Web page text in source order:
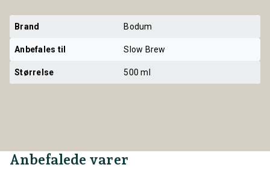
Brand Bodum
Anbefales til Slow Brew
Størrelse 500 ml
Anbefalede varer